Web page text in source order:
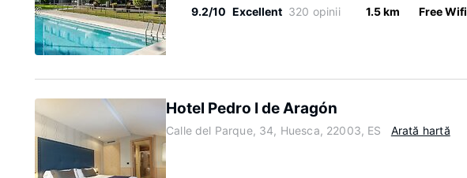
9.2/10 Excellent 320 opinii 1.5 km Free Wifi
Hotel Pedro I de Aragón
Calle del Parque, 34, Huesca, 22003, ES Arată hartă